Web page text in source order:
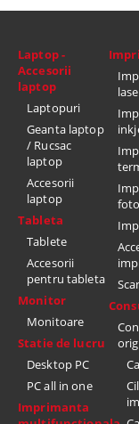
Laptop -
Accesorii
laptop
Laptopuri
Geanta laptop
/ Rucsac
laptop
Accesorii
laptop
Tableta
Tablete
Accesorii
pentru tableta
Monitor
Monitoare
Statie de lucru
Desktop PC
PC all in one
Imprimanta
foto